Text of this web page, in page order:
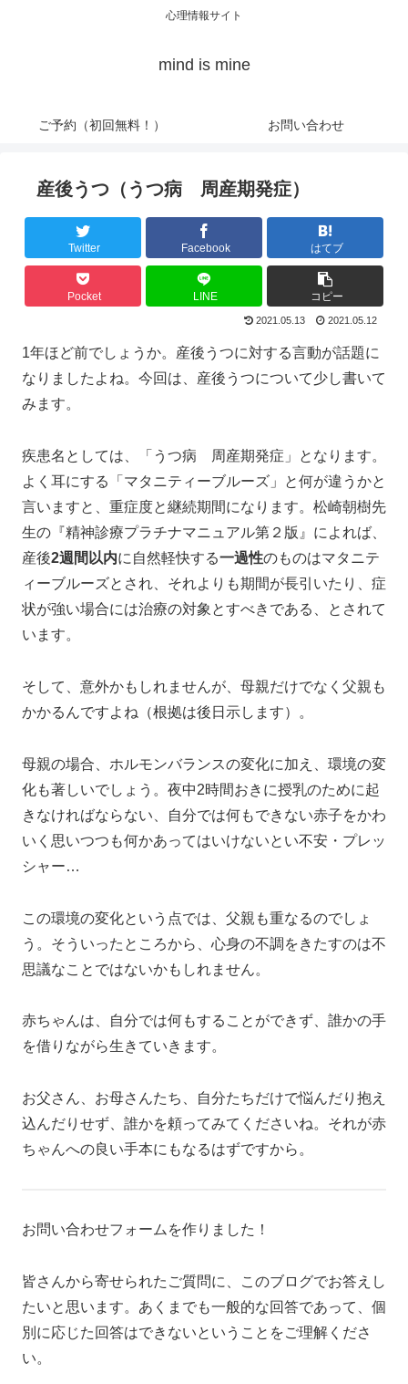
心理情報サイト
mind is mine
ご予約（初回無料！） お問い合わせ
産後うつ（うつ病 周産期発症）
Twitter Facebook はてブ
Pocket LINE コピー
2021.05.13 2021.05.12
1年ほど前でしょうか。産後うつに対する言動が話題に
なりましたよね。今回は、産後うつについて少し書いて
みます。
疾患名としては、「うつ病 周産期発症」となります。
よく耳にする「マタニティーブルーズ」と何が違うかと
言いますと、重症度と継続期間になります。松崎朝樹先
生の『精神診療プラチナマニュアル第２版』によれば、
産後2週間以内に自然軽快する一過性のものはマタニテ
ィーブルーズとされ、それよりも期間が長引いたり、症
状が強い場合には治療の対象とすべきである、とされて
います。
そして、意外かもしれませんが、母親だけでなく父親も
かかるんですよね（根拠は後日示します）。
母親の場合、ホルモンバランスの変化に加え、環境の変
化も著しいでしょう。夜中2時間おきに授乳のために起
きなければならない、自分では何もできない赤子をかわ
いく思いつつも何かあってはいけないとい不安・プレッ
シャー…
この環境の変化という点では、父親も重なるのでしょ
う。そういったところから、心身の不調をきたすのは不
思議なことではないかもしれません。
赤ちゃんは、自分では何もすることができず、誰かの手
を借りながら生きていきます。
お父さん、お母さんたち、自分たちだけで悩んだり抱え
込んだりせず、誰かを頼ってみてくださいね。それが赤
ちゃんへの良い手本にもなるはずですから。
お問い合わせフォームを作りました！
皆さんから寄せられたご質問に、このブログでお答えし
たいと思います。あくまでも一般的な回答であって、個
別に応じた回答はできないということをご理解くださ
い。